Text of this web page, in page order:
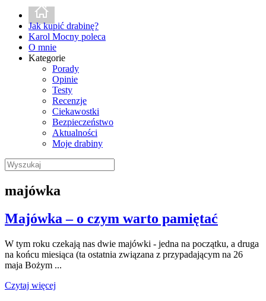
Jak kupić drabinę?
Karol Mocny poleca
O mnie
Kategorie
Porady
Opinie
Testy
Recenzje
Ciekawostki
Bezpieczeństwo
Aktualności
Moje drabiny
Wyszukaj:
majówka
Majówka – o czym warto pamiętać
W tym roku czekają nas dwie majówki - jedna na początku, a druga
na końcu miesiąca (ta ostatnia związana z przypadającym na 26
maja Bożym ...
Czytaj więcej